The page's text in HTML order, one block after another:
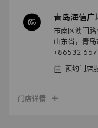
青岛海信广
市南区澳门
山东省， 青岛
+86532
预约门店
门店详情